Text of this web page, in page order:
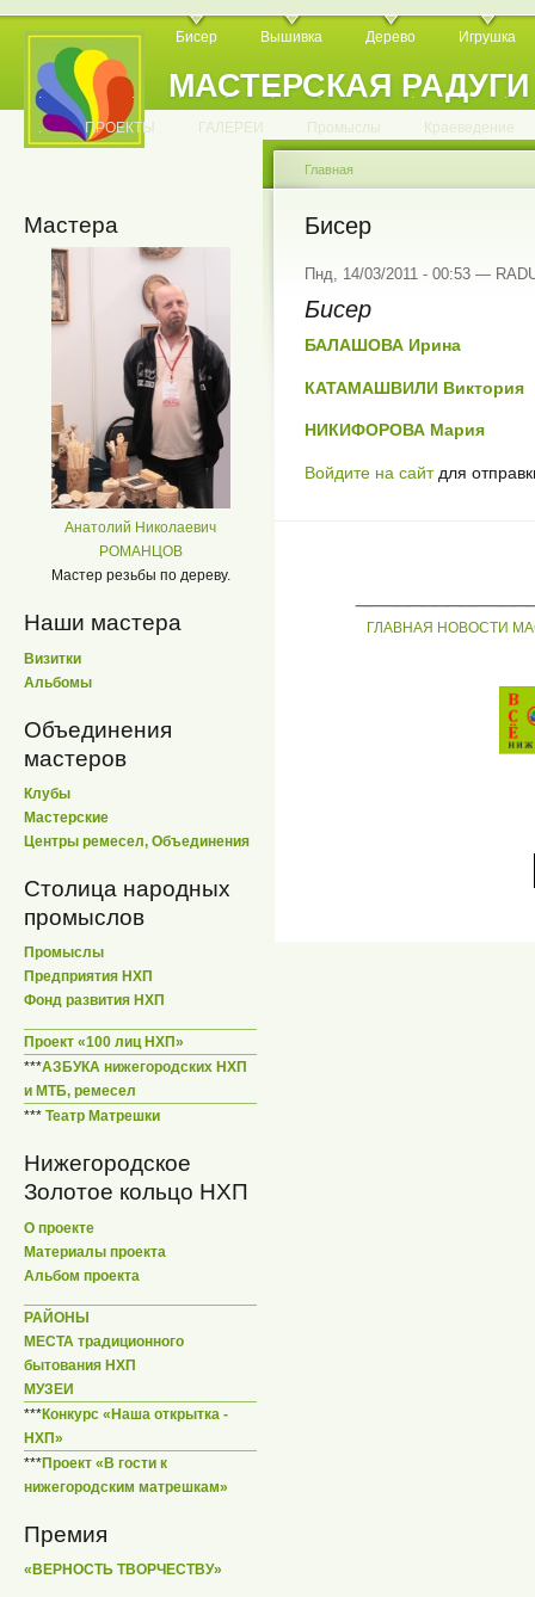
МАСТЕРСКАЯ РАДУГИ
Бисер Вышивка Дерево Игрушка
. . . . . . . . . . .
. ПРОЕКТЫ ГАЛЕРЕИ Промыслы Краеведение
Мастера
Анатолий Николаевич
РОМАНЦОВ
Мастер резьбы по дереву.
Наши мастера
Визитки
Альбомы
Объединения
мастеров
Клубы
Мастерские
Центры ремесел, Объединения
Столица народных
промыслов
Промыслы
Предприятия НХП
Фонд развития НХП
Проект «100 лиц НХП»
***АЗБУКА нижегородских НХП
и МТБ, ремесел
*** Театр Матрешки
Нижегородское
Золотое кольцо НХП
О проекте
Материалы проекта
Альбом проекта
РАЙОНЫ
МЕСТА традиционного
бытования НХП
МУЗЕИ
***Конкурс «Наша открытка -
НХП»
***Проект «В гости к
нижегородским матрешкам»
Премия
«ВЕРНОСТЬ ТВОРЧЕСТВУ»
Главная
Бисер
Пнд, 14/03/2011 - 00:53 —
Бисер
БАЛАШОВА Ирина
КАТАМАШВИЛИ Виктория
НИКИФОРОВА Мария
Войдите на сайтдля
ГЛАВНАЯ НОВОСТИ